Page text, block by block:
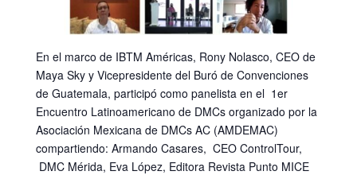
En el marco de IBTM Américas, Rony Nolasco, CEO de
Maya Sky y Vicepresidente del Buró de Convenciones
de Guatemala, participó como panelista en el 1er
Encuentro Latinoamericano de DMCs organizado por la
Asociación Mexicana de DMCs AC (AMDEMAC)
compartiendo: Armando Casares, CEO ControlTour,
DMC Mérida, Eva López, Editora Revista Punto MICE